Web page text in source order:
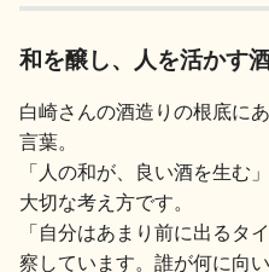
和を醸し、人を活かす
白崎さんの酒造りの根底に
言葉。
「人の和が、良い酒を生む
大切な考え方です。
「自分はあまり前に出るタ
察しています。誰が何に向